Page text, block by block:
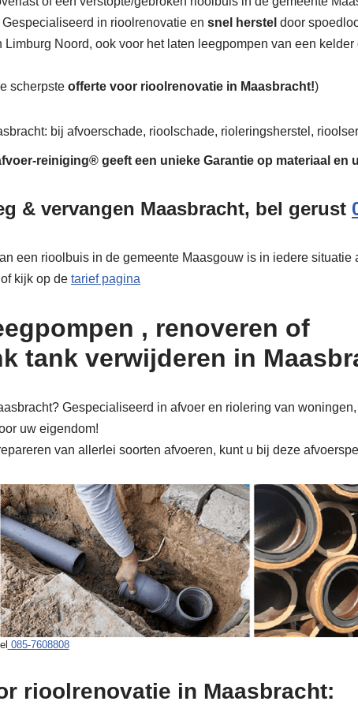
in rioolrenovatie en snel herstel door
Noord, ook voor het laten leegpompen van een
scherpste offerte voor rioolrenovatie in Maasbracht!)
bij afvoerschade, rioolschade, rioleringsherstel,
reiniging® geeft een unieke Garantie op materiaal en
& vervangen Maasbracht, bel gerust
een rioolbuis in de gemeente Maasgouw is in iedere situatie
kijk op de tarief pagina
, renoveren of
tank verwijderen in
Gespecialiseerd in afvoer en riolering van
uw eigendom!
van allerlei soorten afvoeren, kunt u bij deze
085-7608808
rioolrenovatie in Maasbracht: